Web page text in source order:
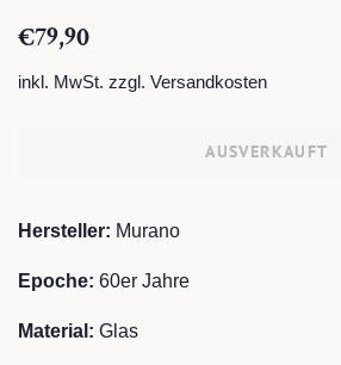
Normaler
€79,90
inkl. MwSt. zzgl. Versandkosten
AUSVERKAUFT
Hersteller: Murano
Epoche: 60er Jahre
Material: Glas